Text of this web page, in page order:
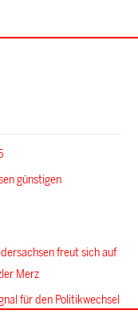
günstigen
freut sich auf
Merz
für den Politikwechsel